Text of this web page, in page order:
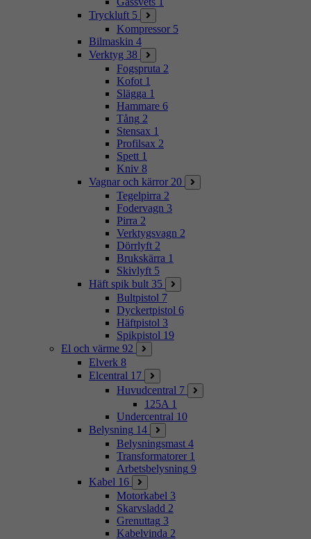
Tryckluft 5
Kompressor 5
Bilmaskin 4
Verktyg 38
Fogspruta 2
Kofot 1
Slägga 1
Hammare 6
Tång 2
Stensax 1
Profilsax 2
Spett 1
Kniv 8
Vagnar och kärror 20
Tegelpirra 2
Fodervagn 3
Pirra 2
Verktygsvagn 2
Dörrlyft 2
Brukskärra 1
Skivlyft 5
Häft spik bult 35
Bultpistol 7
Dyckertpistol 6
Häftpistol 3
Spikpistol 19
El och värme 92
Elverk 8
Elcentral 17
Huvudcentral 7
125A 1
Undercentral 10
Belysning 14
Belysningsmast 4
Transformatorer 1
Arbetsbelysning 9
Kabel 16
Motorkabel 3
Skarvsladd 2
Grenuttag 3
Kabelvinda 2